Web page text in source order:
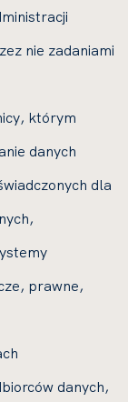
nie zadaniami
którym
danych
dla
prawne,
danych,